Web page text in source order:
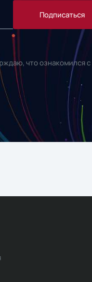
Подписаться
что ознакомился с